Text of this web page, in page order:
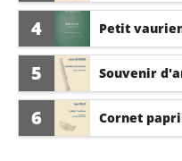
4 Petit
5 Souvenir
6 Cornet